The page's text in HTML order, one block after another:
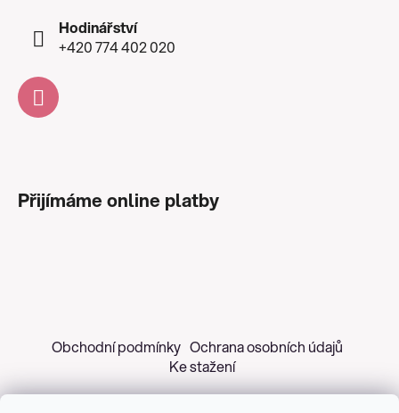
Hodinářství
+420 774 402 020
Přijímáme online platby
Obchodní podmínky Ochrana osobních údajů
Ke stažení